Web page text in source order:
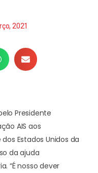
2021
Presidente
AIS aos
Estados Unidos da
da ajuda
“É nosso dever